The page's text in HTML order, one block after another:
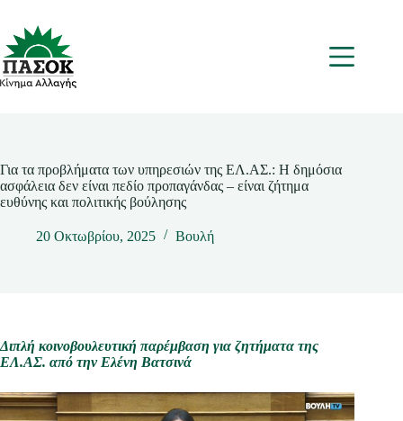
περιεχόμενο
Μενου
Για τα προβλήματα των υπηρεσιών της ΕΛ.ΑΣ.: Η δημόσια
ασφάλεια δεν είναι πεδίο προπαγάνδας – είναι ζήτημα
ευθύνης και πολιτικής βούλησης
20 Οκτωβρίου, 2025 Βουλή
Διπλή κοινοβουλευτική παρέμβαση για ζητήματα της
ΕΛ.ΑΣ. από την Ελένη Βατσινά